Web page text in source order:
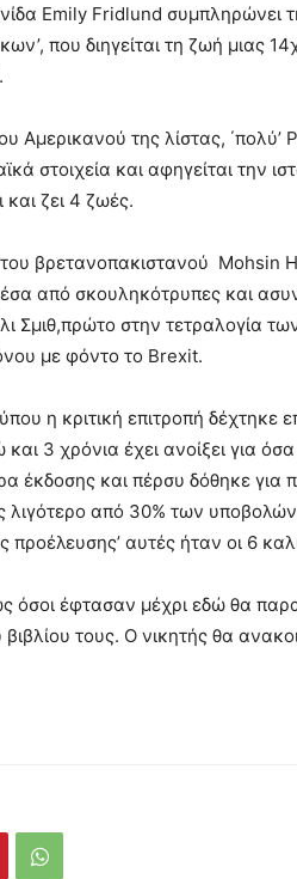
Emily Fridlund συμπληρώνει
που διηγείται τη ζωή μιας
Αμερικανού της λίστας,
στοιχεία και αφηγείται την
και ζει 4 ζωές.
βρετανοπακιστανού Mohsin
από σκουληκότρυπες και
Σμιθ,πρώτο στην τετραλογία
με φόντο το Brexit.
η κριτική επιτροπή δέχτηκε
3 χρόνια έχει ανοίξει για
έκδοσης και πέρσυ δόθηκε για
από 30% των
προέλευσης’ αυτές ήταν οι 6
όσοι έφτασαν μέχρι εδώ θα
βιβλίου τους. Ο νικητής θα